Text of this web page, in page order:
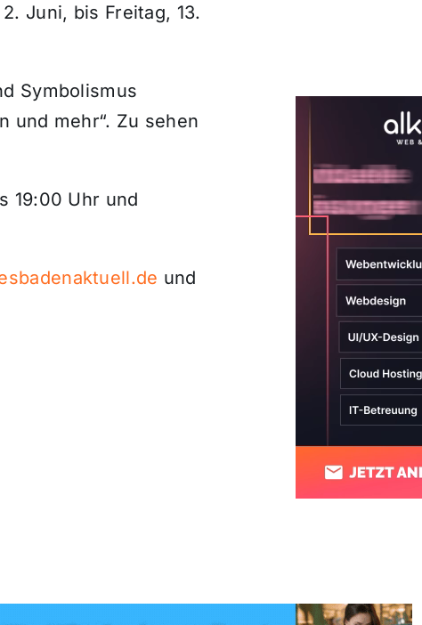
Juni, bis Freitag, 13.
Symbolismus
und mehr“. Zu sehen
19:00 Uhr und
und